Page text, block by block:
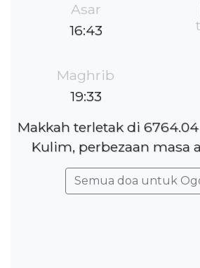
Asar
16:43
Maghrib
19:33
Makkah terletak di
Kulim, perbezaan masa
Semua doa untuk